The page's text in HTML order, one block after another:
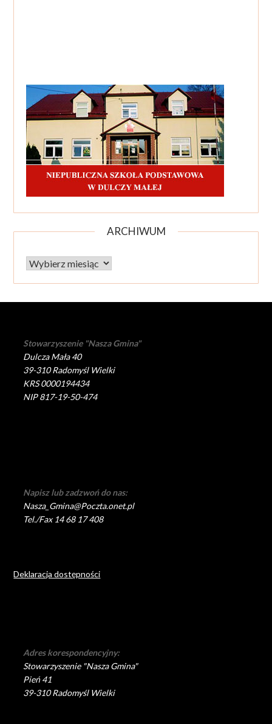
ARCHIWUM
Archiwum
Stowarzyszenie "Nasza Gmina"
Dulcza Mała 40
39-310 Radomyśl Wielki
KRS 0000194434
NIP 817-19-50-474
Napisz lub zadzwoń do nas:
Nasza_Gmina@Poczta.onet.pl
Tel./Fax 14 68 17 408
Deklaracja dostępności
Adres korespondencyjny:
Stowarzyszenie "Nasza Gmina"
Pień 41
39-310 Radomyśl Wielki